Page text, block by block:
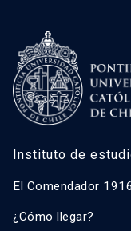
Instituto de
El Comendador
¿Cómo llegar?